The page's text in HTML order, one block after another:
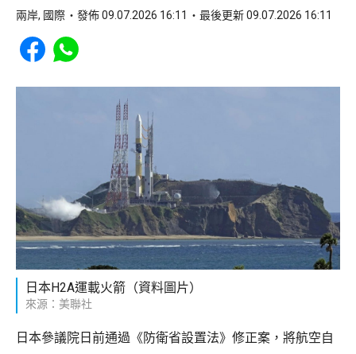
兩岸, 國際 發佈 09.07.2026 16:11 最後更新 09.07.2026 16:11
Share to Facebook
Share to WhatsApp
日本H2A運載火箭（資料圖片）
來源：美聯社
日本參議院日前通過《防衛省設置法》修正案，將航空自